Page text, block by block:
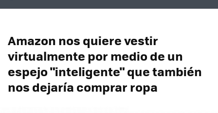
Amazon nos quiere vestir
virtualmente por medio de un
espejo "inteligente" que también
nos dejaría comprar ropa